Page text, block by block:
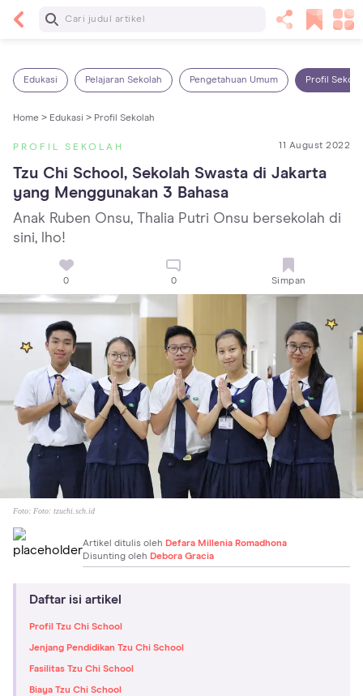
Baca Selanjutnya
Edukasi Pelajaran Sekolah Pengetahuan Umum Profil
Home > Edukasi > Profil Sekolah
PROFIL SEKOLAH 11 August 2022
Tzu Chi School, Sekolah Swasta di Jakarta
yang Menggunakan 3 Bahasa
Anak Ruben Onsu, Thalia Putri Onsu bersekolah di
sini, lho!
0 0 Simpan
Foto: Foto: tzuchi.sch.id
Artikel ditulis oleh Defara Millenia Romadhona
Disunting oleh Debora Gracia
Daftar isi artikel
Profil Tzu Chi School
Jenjang Pendidikan Tzu Chi School
Fasilitas Tzu Chi School
Biaya Tzu Chi School